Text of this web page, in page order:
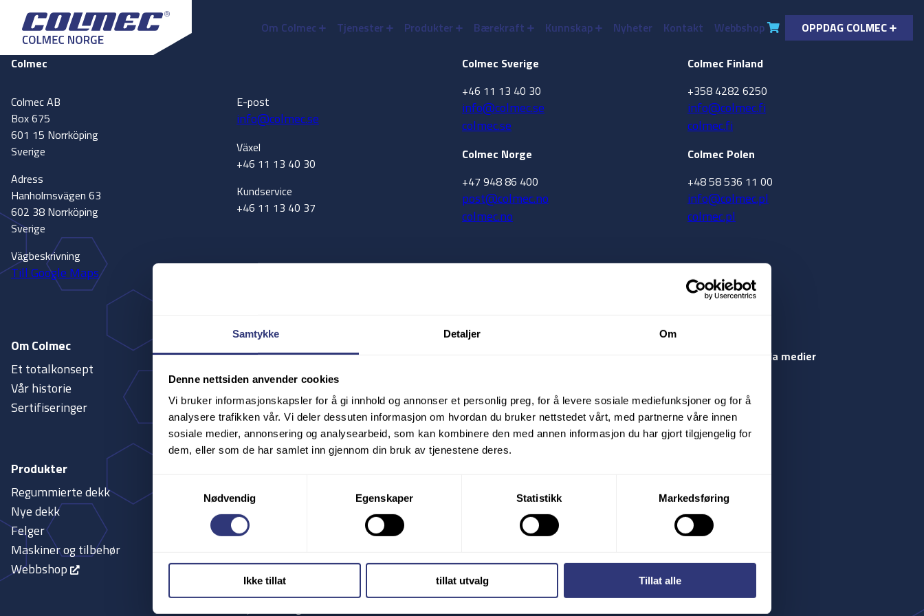
Samtykke Detaljer Om
Denne nettsiden anvender cookies
Vi bruker informasjonskapsler for å gi innhold og annonser et personlig preg, for å levere sosiale mediefunksjoner og for å
analysere trafikken vår. Vi deler dessuten informasjon om hvordan du bruker nettstedet vårt, med partnerne våre innen
sosiale medier, annonsering og analysearbeid, som kan kombinere den med annen informasjon du har gjort tilgjengelig for
dem, eller som de har samlet inn gjennom din bruk av tjenestene deres.
Nødvendig
Egenskaper Statistikk Markedsføring
Ikke tillat tillat utvalg Tillat alle
Om Colmec Tjenester Produkter Bærekraft Kunnskap Nyheter Kontakt Webbshop OPPDAG COLMEC
Colmec
Colmec AB
Box 675
601 15 Norrköping
Sverige
Adress
Hanholmsvägen 63
602 38 Norrköping
Sverige
Vägbeskrivning
Till Google Maps
E-post
info@colmec.se
Växel
+46 11 13 40 30
Kundservice
+46 11 13 40 37
Colmec Sverige
+46 11 13 40 30
info@colmec.se
colmec.se
Colmec Norge
+47 948 86 400
post@colmec.no
colmec.no
Colmec Finland
+358 4282 6250
info@colmec.fi
colmec.fi
Colmec Polen
+48 58 536 11 00
info@colmec.pl
colmec.pl
Om Colmec
Et totalkonsept
Vår historie
Sertifiseringer
Produkter
Regummierte dekk
Nye dekk
Felger
Maskiner og tilbehør
Webbshop
Tjenester
Dekktekniker
Akseltekniker
Hjulservice
Teknisk support
Renovering av felger
Seiping og pigging
Bærekraft
Kunnskap
Anvendelse og vedlikehold av dekk
Vurdering av stammer
Symbolforklaring
Kontakt
Följ oss på sociala medier
Instagram
LinkedIn